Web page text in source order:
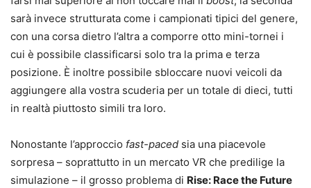
sarà invece strutturata come i campionati tipici del genere,
con una corsa dietro l’altra a comporre otto mini-tornei i
cui è possibile classificarsi solo tra la prima e terza
posizione. È inoltre possibile sbloccare nuovi veicoli da
aggiungere alla vostra scuderia per un totale di dieci, tutti
in realtà piuttosto simili tra loro.
Nonostante l’approccio fast-paced sia una piacevole
sorpresa – soprattutto in un mercato VR che predilige la
simulazione – il grosso problema di Rise: Race the Future